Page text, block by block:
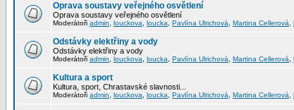
Oprava soustavy veřejného osvětlení
Oprava soustavy veřejného osvětlení
Moderátoři admin louckova loucka Pavlína Ulrichová Martina Cellerová
Odstávky elektřiny a vody
Odstávky elektřiny a vody
Moderátoři admin louckova loucka Pavlína Ulrichová Martina Cellerová
Kultura a sport
Kultura, sport, Chrastavské slavnosti...
Moderátoři admin louckova loucka Pavlína Ulrichová Martina Cellerová